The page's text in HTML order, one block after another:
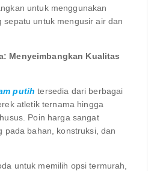
untuk menggunakan
sepatu untuk mengusir air dan
Menyeimbangkan Kualitas
putih tersedia dari berbagai
atletik ternama hingga
Poin harga sangat
pada bahan, konstruksi, dan
untuk memilih opsi termurah,